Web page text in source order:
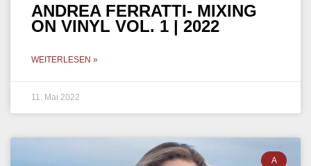
ANDREA FERRATTI- MIXING
ON VINYL VOL. 1 | 2022
WEITERLESEN »
11. Mai 2022
A